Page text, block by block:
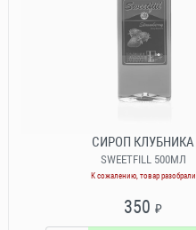
СИРОП КЛУБНИКА
SWEETFILL 500МЛ
К сожалению, товар разобрали
350₽